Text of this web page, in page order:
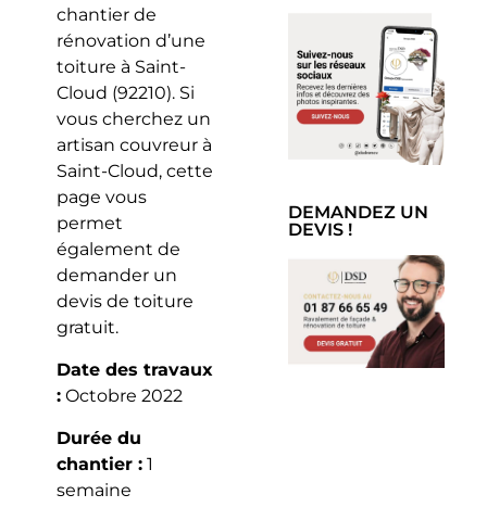
chantier de
rénovation d’une
toiture à Saint-
Cloud (92210). Si
vous cherchez un
artisan couvreur à
Saint-Cloud, cette
page vous
permet
également de
demander un
devis de toiture
gratuit.
Date des travaux
:Octobre 2022
Durée du
chantier :1
semaine
DEMANDEZ UN
DEVIS !